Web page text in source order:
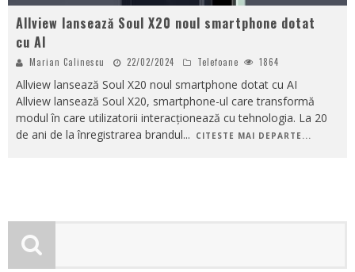
Allview lansează Soul X20 noul smartphone dotat
cu AI
Marian Calinescu 22/02/2024 Telefoane 1864
Allview lansează Soul X20 noul smartphone dotat cu AI
Allview lansează Soul X20, smartphone-ul care transformă
modul în care utilizatorii interacționează cu tehnologia. La 20
de ani de la înregistrarea brandul... CITESTE MAI DEPARTE...